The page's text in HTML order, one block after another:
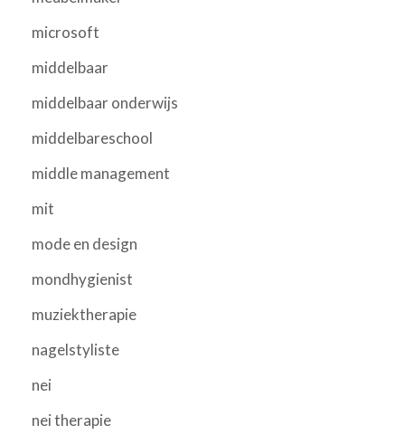
microsoft
middelbaar
middelbaar onderwijs
middelbareschool
middle management
mit
mode en design
mondhygienist
muziektherapie
nagelstyliste
nei
nei therapie